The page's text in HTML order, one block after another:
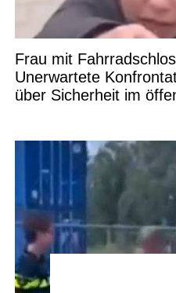
Frau mit
Unerwartete
über Sicherheit im